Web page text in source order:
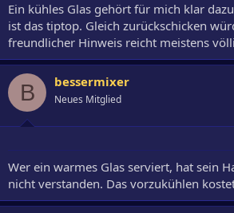
Ein kühles Glas gehört für mich klar
ist das tiptop. Gleich zurückschicken
freundlicher Hinweis reicht meistens
B bessermixer
Neues Mitglied
Wer ein warmes Glas serviert, hat sein
nicht verstanden. Das vorzukühlen